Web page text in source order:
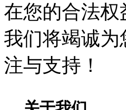
在您的合法权
我们将竭诚
注与支持！